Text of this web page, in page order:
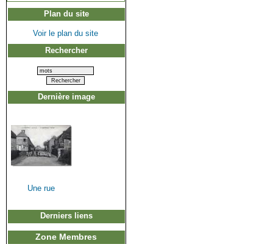
Plan du site
Voir le plan du site
Rechercher
Dernière image
Une rue
Derniers liens
Zone Membres